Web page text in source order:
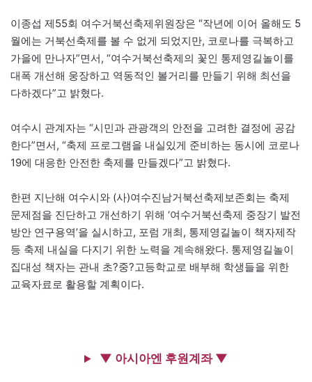
이종섭 제55회 여수거북선축제위원장은 “작년에 이어 올해도 5
월에는 거북선축제를 볼 수 없게 되었지만, 코로나를 극복하고
가을에 만나자”면서, “여수거북선축제의 꽃인 통제영길놀이를
대폭 개선해 웅장하고 역동적인 볼거리를 만들기 위해 최선을
다하겠다”고 밝혔다.
여수시 관계자는 “시민과 관광객의 안전을 고려한 결정에 공감
한다”면서, “축제 프로그램을 내실있게 준비하는 동시에 코로나
19에 대응한 안전한 축제를 만들겠다”고 밝혔다.
한편 지난해 여수시와 (사)여수진남거북선축제보존회는 축제
문제점을 진단하고 개선하기 위해 ‘여수거북선축제 중장기 발전
방안 연구용역’을 실시하고, 포럼 개최, 통제영길놀이 책자제작
등 축제 내실을 다지기 위한 노력을 계속해왔다. 통제영길놀이
집대성 책자는 관내 초?중?고등학교로 배부해 학생들을 위한
교육자료로 활용할 계획이다.
▼ 아시아엔 후원계좌 ▼